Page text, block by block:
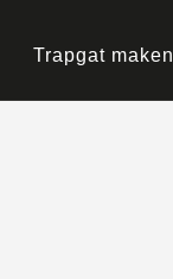
Trapgat maken